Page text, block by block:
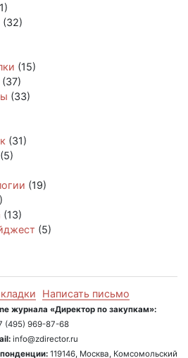
(32)
(15)
(37)
(33)
(31)
(5)
(19)
(13)
(5)
Написать письмо
журнала «Директор по закупкам»:
(495) 969-87-68
info@zdirector.ru
119146, Москва, Комсомольский